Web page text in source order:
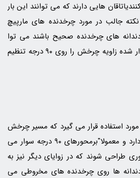
هایی دارند که می توانند این بار
جالب در مورد چرخدنده های مارپیچ
های چرخدنده صحیح باشند می توا
نند روی محور عمودی سوار شده زاویه چرخش را روی ۹۰ درجه تنظیم
استفاده قرار می گیرد که مسیر چرخش
محور نیاز به تغییر کردن دارد و معمولا"برمحورهای ۹۰ درجه سوار می
طراحی شوند که در زوایای دیگر نیز به
ها روی چرخدنده های مخروطی می